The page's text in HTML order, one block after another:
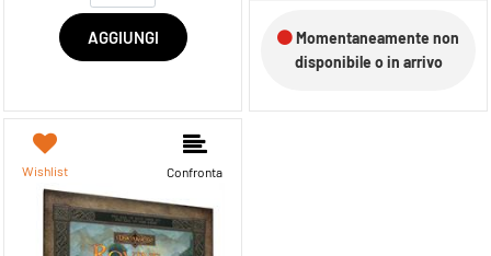
AGGIUNGI
Momentaneamente non
disponibile o in arrivo
Wishlist Confronta